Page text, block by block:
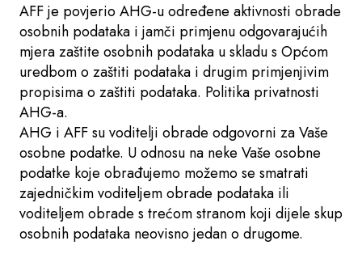
AFF je povjerio AHG-u određene aktivnosti obrade
osobnih podataka i jamči primjenu odgovarajućih
mjera zaštite osobnih podataka u skladu s Općom
uredbom o zaštiti podataka i drugim primjenjivim
propisima o zaštiti podataka. Politika privatnosti
AHG-a.
AHG i AFF su voditelji obrade odgovorni za Vaše
osobne podatke. U odnosu na neke Vaše osobne
podatke koje obrađujemo možemo se smatrati
zajedničkim voditeljem obrade podataka ili
voditeljem obrade s trećom stranom koji dijele skup
osobnih podataka neovisno jedan o drugome.